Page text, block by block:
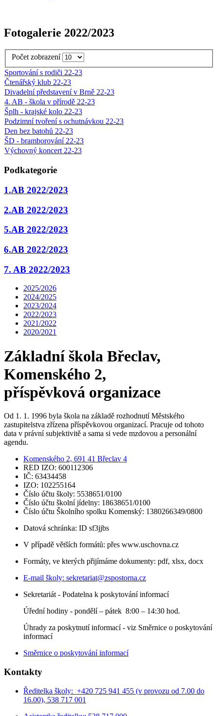
Fotogalerie 2022/2023
Počet zobrazení
Sportování s rodiči 22-23
Čtenářský klub 22-23
Divadelní představení v Brně 22-23
4. AB - škola v přírodě 22-23
Šplh - krajské kolo 22-23
Podzimní tvoření s ochutnávkou 22-23
Den bez batohů 22-23
ŠD - bramborování 22-23
Výchovný koncert 22-23
Podkategorie
1.AB 2022/2023
2.AB 2022/2023
5.AB 2022/2023
6.AB 2022/2023
7. AB 2022/2023
2025/2026
2024/2025
2023/2024
2022/2023
2021/2022
2020/2021
Základní škola Břeclav,
Komenského 2,
příspěvková organizace
Od 1. 1. 1996 byla škola na základě rozhodnutí Městského
zastupitelstva zřízena příspěvkovou organizací. Pracuje od tohoto
data v právní subjektivitě a sama si vede mzdovou a personální
agendu.
Komenského 2, 691 41 Břeclav 4
RED IZO: 600112306
IČ: 63434458
IZO: 102255164
Číslo účtu školy: 5538651/0100
Číslo účtu školní jídelny: 18638651/0100
Číslo účtu Školního spolku Komenský: 1380266349/0800
Datová schránka: ID sf3jjbs
V případě větších formátů: přes www.uschovna.cz
Formáty, ve kterých přijímáme dokumenty: pdf, xlsx, docx
E-mail školy: sekretariat@zspostorna.cz
Sekretariát - Podatelna k poskytování informací
Úřední hodiny - pondělí – pátek 8:00 – 14:30 hod.
Úhrady za poskytnutí informací - viz Směrnice o poskytování
informací
Směrnice o poskytování informací
Kontakty
Ředitelka školy: +420 725 941 455 (v provozu od 7.00 do
16.00), 538 717 001